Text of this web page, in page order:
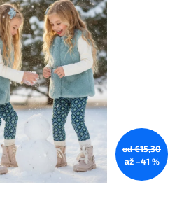
od €15,30
až –41 %